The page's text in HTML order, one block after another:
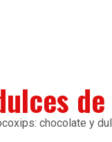
chocolate y